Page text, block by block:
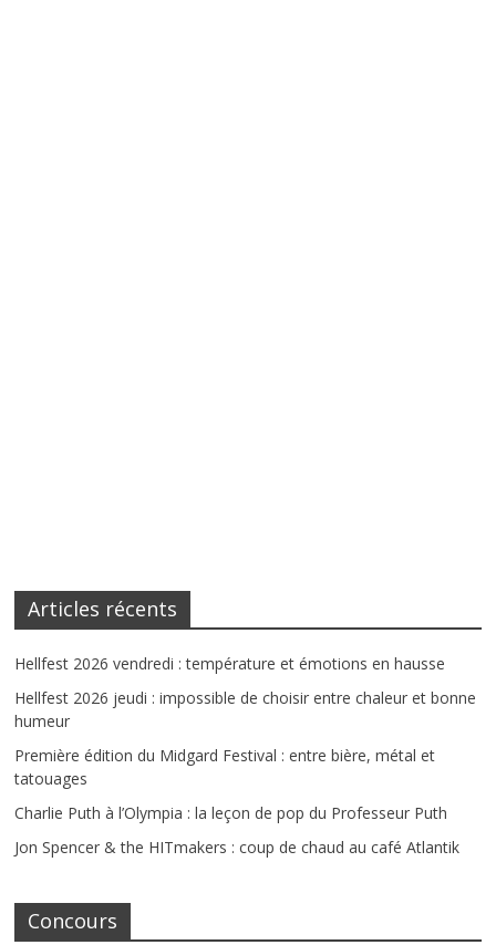
Articles récents
Hellfest 2026 vendredi : température et émotions en hausse
Hellfest 2026 jeudi : impossible de choisir entre chaleur et bonne
humeur
Première édition du Midgard Festival : entre bière, métal et
tatouages
Charlie Puth à l’Olympia : la leçon de pop du Professeur Puth
Jon Spencer & the HITmakers : coup de chaud au café Atlantik
Concours